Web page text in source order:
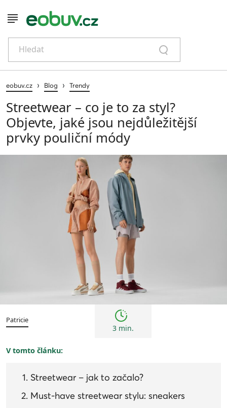
Hledat
eobuv.cz › Blog › Trendy
Streetwear – co je to za styl?
Objevte, jaké jsou nejdůležitější
prvky pouliční módy
Patricie
3 min.
V tomto článku:
Streetwear – jak to začalo?
Must-have streetwear stylu: sneakers